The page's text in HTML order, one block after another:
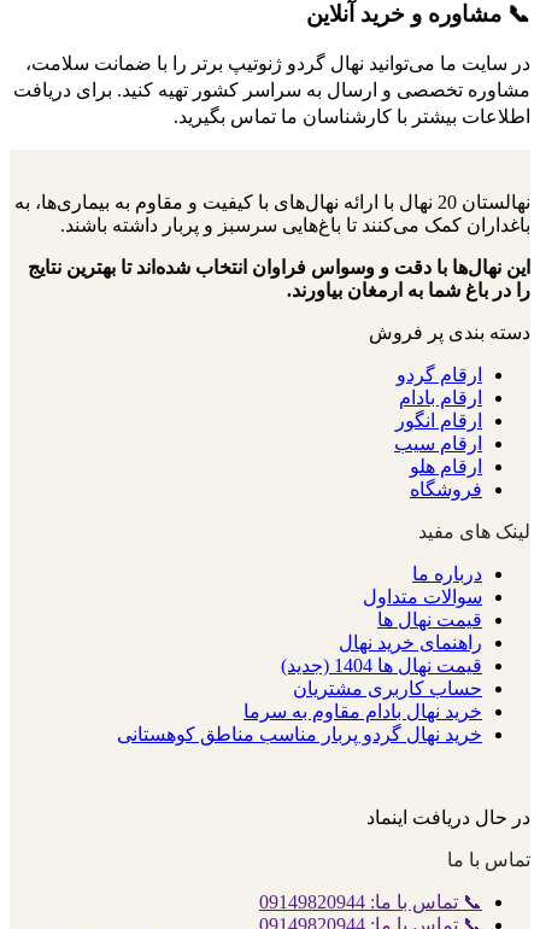
📞 مشاوره و خرید آنلاین
در سایت ما می‌توانید نهال گردو ژنوتیپ برتر را با ضمانت سلامت،
مشاوره تخصصی و ارسال به سراسر کشور تهیه کنید. برای دریافت
اطلاعات بیشتر با کارشناسان ما تماس بگیرید.
نهالستان 20 نهال با ارائه نهال‌های با کیفیت و مقاوم به بیماری‌ها، به
باغداران کمک می‌کنند تا باغ‌هایی سرسبز و پربار داشته باشند.
این نهال‌ها با دقت و وسواس فراوان انتخاب شده‌اند تا بهترین نتایج
را در باغ شما به ارمغان بیاورند.
دسته بندی پر فروش
ارقام گردو
ارقام بادام
ارقام انگور
ارقام سیب
ارقام هلو
فروشگاه
لینک های مفید
درباره ما
سوالات متداول
قیمت نهال ها
راهنمای خرید نهال
قیمت نهال ها 1404 (جدید)
حساب کاربری مشتریان
خرید نهال بادام مقاوم به سرما
خرید نهال گردو پربار مناسب مناطق کوهستانی
در حال دریافت اینماد
تماس با ما
📞 تماس با ما: 09149820944
📞 تماس با ما: 09149820944